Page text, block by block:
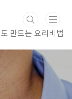
만드는 요리비법